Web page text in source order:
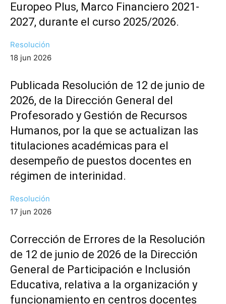
Europeo Plus, Marco Financiero 2021-
2027, durante el curso 2025/2026.
Resolución
18 jun 2026
Publicada Resolución de 12 de junio de
2026, de la Dirección General del
Profesorado y Gestión de Recursos
Humanos, por la que se actualizan las
titulaciones académicas para el
desempeño de puestos docentes en
régimen de interinidad.
Resolución
17 jun 2026
Corrección de Errores de la Resolución
de 12 de junio de 2026 de la Dirección
General de Participación e Inclusión
Educativa, relativa a la organización y
funcionamiento en centros docentes